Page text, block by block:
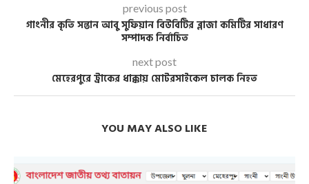
previous post
গাংনীর কৃতি সন্তান আবু সুফিয়ান বিউবিটির ব্লাজা কমিটির সাধারণ
সম্পাদক নির্বাচিত
next post
মেহেরপুরে ট্রাকের ধাক্কায় মোটরসাইকেল চালক নিহত
YOU MAY ALSO LIKE